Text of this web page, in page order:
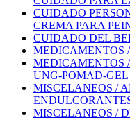
CUIDADO
CREMA PARA
CUIDADO DEL
MEDICAMENTOS
MEDICAMENTOS
UNG-POMAD-GEL
MISCELANEOS /
MISCELANEOS /